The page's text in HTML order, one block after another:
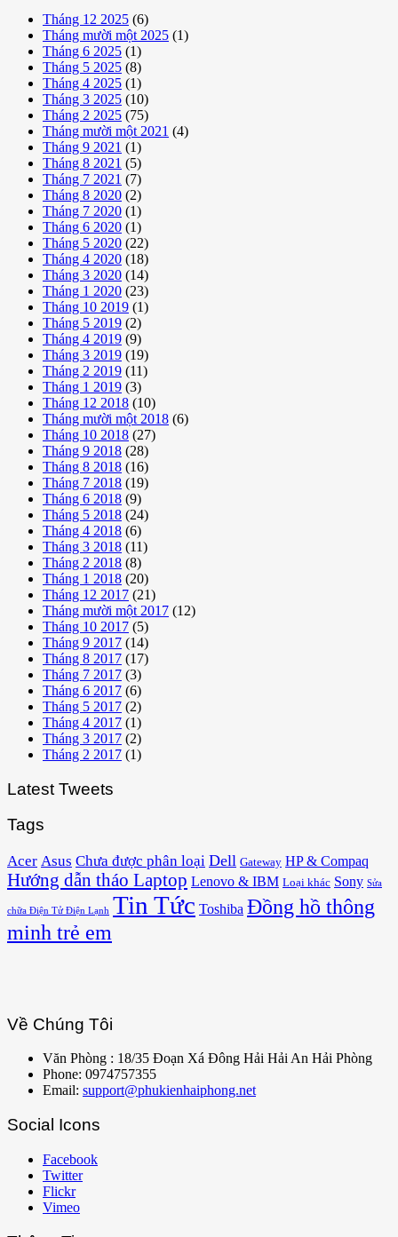
Tháng 12 2025 (6)
Tháng mười một 2025 (1)
Tháng 6 2025 (1)
Tháng 5 2025 (8)
Tháng 4 2025 (1)
Tháng 3 2025 (10)
Tháng 2 2025 (75)
Tháng mười một 2021 (4)
Tháng 9 2021 (1)
Tháng 8 2021 (5)
Tháng 7 2021 (7)
Tháng 8 2020 (2)
Tháng 7 2020 (1)
Tháng 6 2020 (1)
Tháng 5 2020 (22)
Tháng 4 2020 (18)
Tháng 3 2020 (14)
Tháng 1 2020 (23)
Tháng 10 2019 (1)
Tháng 5 2019 (2)
Tháng 4 2019 (9)
Tháng 3 2019 (19)
Tháng 2 2019 (11)
Tháng 1 2019 (3)
Tháng 12 2018 (10)
Tháng mười một 2018 (6)
Tháng 10 2018 (27)
Tháng 9 2018 (28)
Tháng 8 2018 (16)
Tháng 7 2018 (19)
Tháng 6 2018 (9)
Tháng 5 2018 (24)
Tháng 4 2018 (6)
Tháng 3 2018 (11)
Tháng 2 2018 (8)
Tháng 1 2018 (20)
Tháng 12 2017 (21)
Tháng mười một 2017 (12)
Tháng 10 2017 (5)
Tháng 9 2017 (14)
Tháng 8 2017 (17)
Tháng 7 2017 (3)
Tháng 6 2017 (6)
Tháng 5 2017 (2)
Tháng 4 2017 (1)
Tháng 3 2017 (2)
Tháng 2 2017 (1)
Latest Tweets
Tags
Acer Asus Chưa được phân loại Dell Gateway HP & Compaq
Hướng dẫn tháo Laptop Lenovo & IBM Loại khác Sony Sửa
chữa Điện Tử Điện Lạnh Tin Tức Toshiba Đồng hồ thông
minh trẻ em
Về Chúng Tôi
Văn Phòng : 18/35 Đoạn Xá Đông Hải Hải An Hải Phòng
Phone: 0974757355
Email: support@phukienhaiphong.net
Social Icons
Facebook
Twitter
Flickr
Vimeo